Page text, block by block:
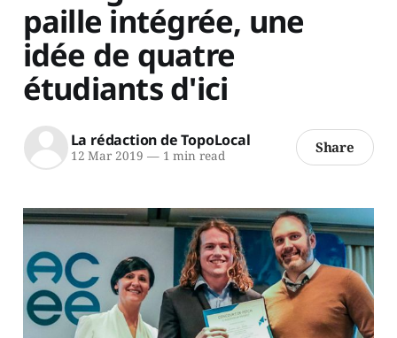
paille intégrée, une
idée de quatre
étudiants d'ici
La rédaction de TopoLocal
12 Mar 2019 —1 min read Share